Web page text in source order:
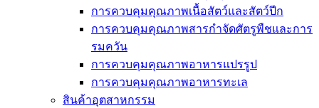
การควบคุมคุณภาพเนื้อสัตว์และสัตว์ปีก
การควบคุมคุณภาพสารกำจัดศัตรูพืชและการ
รมควัน
การควบคุมคุณภาพอาหารแปรรูป
การควบคุมคุณภาพอาหารทะเล
สินค้าอุตสาหกรรม